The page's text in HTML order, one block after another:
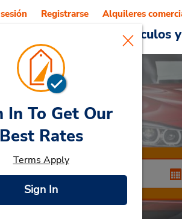
Vehículos
Registrarse Alquileres
Kastrup
In To Get Our
Best Rates
Terms Apply
Sign In